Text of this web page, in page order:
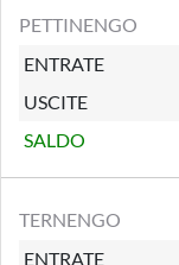
PETTINENGO
ENTRATE
USCITE
SALDO
TERNENGO
ENTRATE